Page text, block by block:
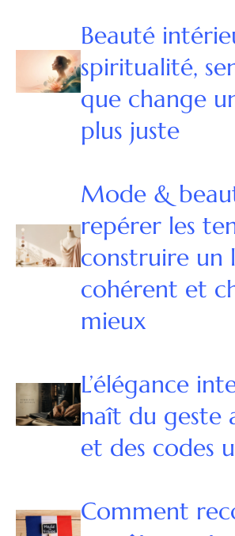
Beauté
spiritualité,
que change
plus juste
Mode &
repérer les
construire un
cohérent et
mieux
L’élégance
naît du geste
et des codes
Comment